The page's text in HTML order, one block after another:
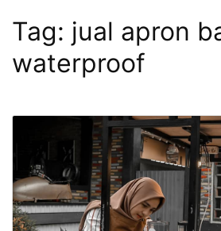
Tag: jual apron
waterproof